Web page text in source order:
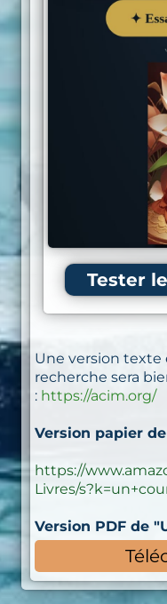
Tester
Une version texte
recherche sera
: https://acim.org/
Version papier
https://
Livres/
Version PDF de